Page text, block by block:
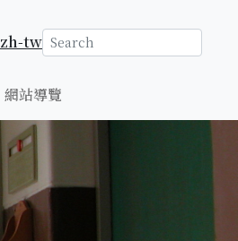
zh-tw
網站導覽